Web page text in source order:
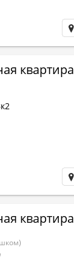
квартира
квартира